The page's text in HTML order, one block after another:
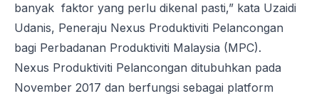
banyak faktor yang perlu dikenal pasti,” kata Uzaidi
Udanis, Peneraju Nexus Produktiviti Pelancongan
bagi Perbadanan Produktiviti Malaysia (MPC).
Nexus Produktiviti Pelancongan ditubuhkan pada
November 2017 dan berfungsi sebagai platform